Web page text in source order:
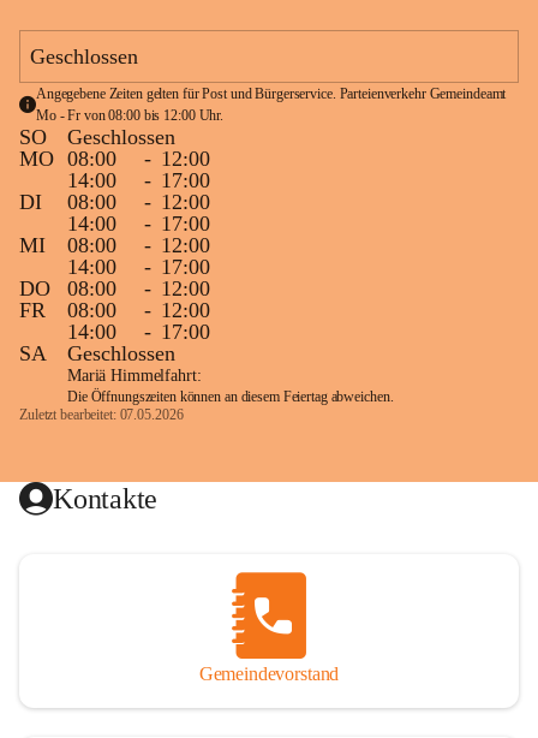
Geschlossen
Angegebene Zeiten gelten für Post und Bürgerservice. Parteienverkehr Gemeindeamt
Mo - Fr von 08:00 bis 12:00 Uhr.
SO
Geschlossen
MO 08:00 - 12:00
14:00
- 17:00
DI
08:00 - 12:00
14:00
- 17:00
MI
08:00 - 12:00
14:00
- 17:00
DO
08:00 - 12:00
FR
08:00 - 12:00
14:00
- 17:00
SA
Geschlossen
Mariä Himmelfahrt:
Die Öffnungszeiten können an diesem Feiertag abweichen.
Zuletzt bearbeitet: 07.05.2026
Kontakte
Gemeindevorstand